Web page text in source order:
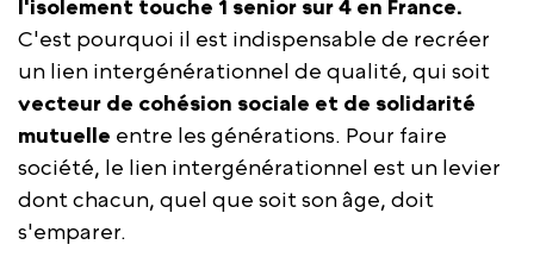
l'isolement touche 1 senior sur 4 en France.
C'est pourquoi il est indispensable de recréer
un lien intergénérationnel de qualité, qui soit
vecteur de cohésion sociale et de solidarité
mutuelle entre les générations. Pour faire
société, le lien intergénérationnel est un levier
dont chacun, quel que soit son âge, doit
s'emparer.